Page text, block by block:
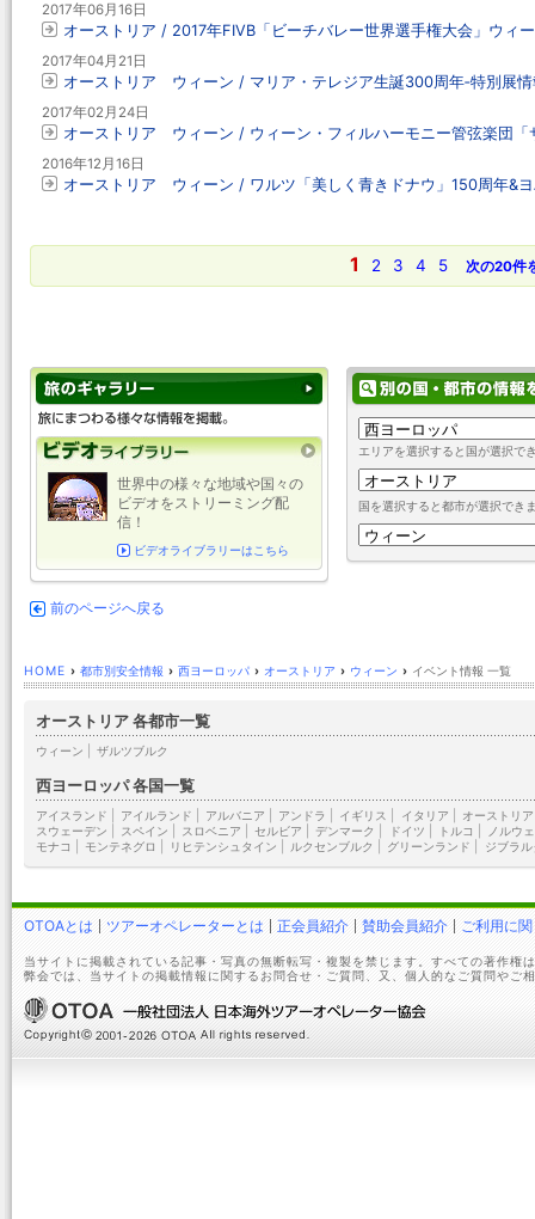
2017年06月16日
オーストリア / 2017年FIVB「ビーチバレー世界選手権大会」ウィ
2017年04月21日
オーストリア ウィーン / マリア・テレジア生誕300周年‐特別展情
2017年02月24日
オーストリア ウィーン / ウィーン・フィルハーモニー管弦楽団「
2016年12月16日
オーストリア ウィーン / ワルツ「美しく青きドナウ」150周年&
1 2 3 4 5 次の20件
エリアを選択すると国が選択で
国を選択すると都市が選択でき
世界中の様々な地域や国々の
ビデオをストリーミング配
信！
ビデオライブラリーはこちら
前のページへ戻る
HOME › 都市別安全情報 › 西ヨーロッパ › オーストリア › ウィーン › イベント情報 一覧
オーストリア 各都市一覧
ウィーン ザルツブルク
西ヨーロッパ 各国一覧
アイスランド アイルランド アルバニア アンドラ イギリス イタリア オーストリア
スウェーデン
スペイン スロベニア セルビア デンマーク ドイツ トルコ
ノルウ
モナコ
モンテネグロ リヒテンシュタイン ルクセンブルク グリーンランド ジブラル
OTOAとは ツアーオペレーターとは 正会員紹介 賛助会員紹介 ご利用に
当サイトに掲載されている記事・写真の無断転写・複製を禁じます。すべての著作権
弊会では、当サイトの掲載情報に関するお問合せ・ご質問、又、個人的なご質問やご